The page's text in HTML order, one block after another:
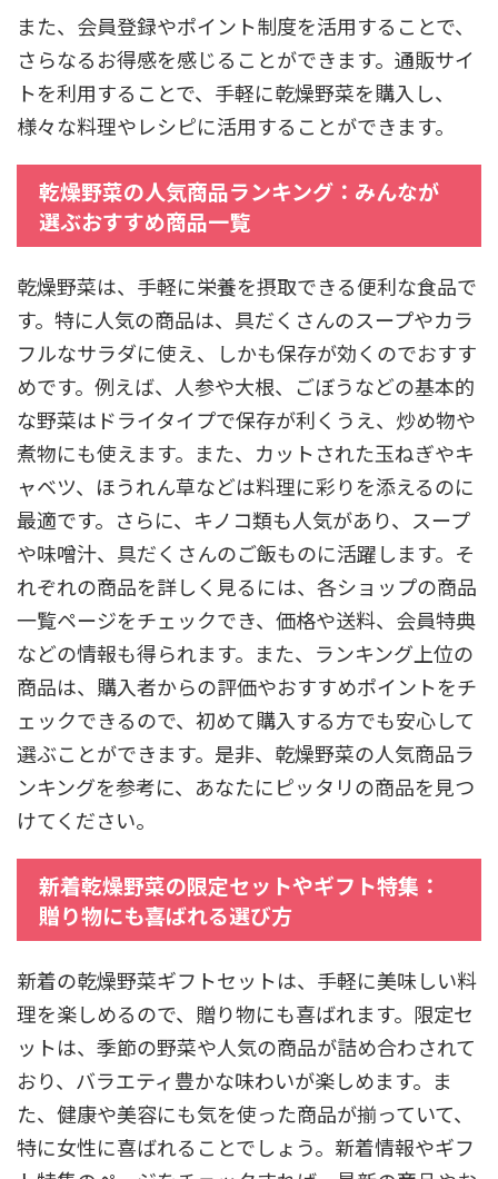
また、会員登録やポイント制度を活用することで、
さらなるお得感を感じることができます。通販サイ
トを利用することで、手軽に乾燥野菜を購入し、
様々な料理やレシピに活用することができます。
乾燥野菜の人気商品ランキング：みんなが
選ぶおすすめ商品一覧
乾燥野菜は、手軽に栄養を摂取できる便利な食品で
す。特に人気の商品は、具だくさんのスープやカラ
フルなサラダに使え、しかも保存が効くのでおすす
めです。例えば、人参や大根、ごぼうなどの基本的
な野菜はドライタイプで保存が利くうえ、炒め物や
煮物にも使えます。また、カットされた玉ねぎやキ
ャベツ、ほうれん草などは料理に彩りを添えるのに
最適です。さらに、キノコ類も人気があり、スープ
や味噌汁、具だくさんのご飯ものに活躍します。そ
れぞれの商品を詳しく見るには、各ショップの商品
一覧ページをチェックでき、価格や送料、会員特典
などの情報も得られます。また、ランキング上位の
商品は、購入者からの評価やおすすめポイントをチ
ェックできるので、初めて購入する方でも安心して
選ぶことができます。是非、乾燥野菜の人気商品ラ
ンキングを参考に、あなたにピッタリの商品を見つ
けてください。
新着乾燥野菜の限定セットやギフト特集：
贈り物にも喜ばれる選び方
新着の乾燥野菜ギフトセットは、手軽に美味しい料
理を楽しめるので、贈り物にも喜ばれます。限定セ
ットは、季節の野菜や人気の商品が詰め合わされて
おり、バラエティ豊かな味わいが楽しめます。ま
た、健康や美容にも気を使った商品が揃っていて、
特に女性に喜ばれることでしょう。新着情報やギフ